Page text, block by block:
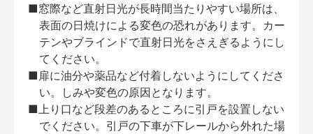
■窓際など直射日光が長時間当たりやすい場所は、
表面の日焼けによる変色の恐れがあります。カー
テンやブラインドで直射日光をさえぎるようにし
てください。
■扉に油分や薬品など付着しないようにしてくださ
い。しみや変色の原因となります。
■上り口など段差のあるところに引戸を設置しない
でください。引戸の下車が下レールから外れた場